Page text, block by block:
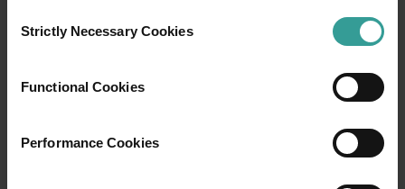
Selection
Strictly Necessary Cookies
Functional Cookies
Performance Cookies
(Kings Park)